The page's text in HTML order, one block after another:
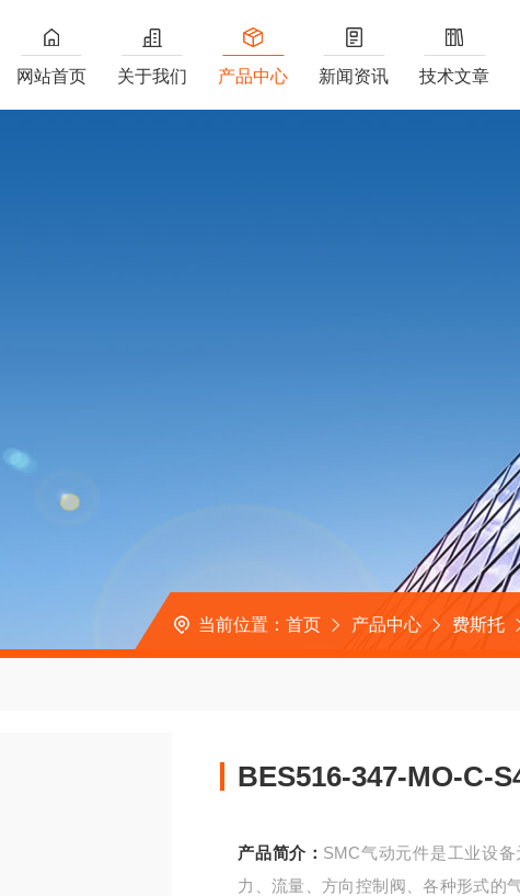
网站首页 关于我们 产品中心 新闻资讯 技术文章
当前位置： 首页 产品中心 费斯托
BES516-347-MO-C-
产品简介： SMC气动元件是工业设
力、流量、方向控制阀、各种形式的